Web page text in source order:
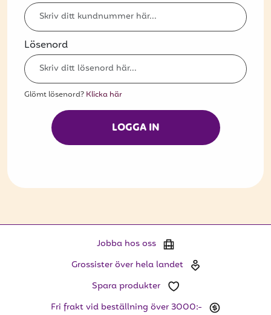
Hitta din grossist
Hållbarhet
Jobba hos oss
Kontakta oss
Om oss
Event
Vill du få erbjudanden och vara den första
att få uppdateringar kring kampanjer?
Ange din e-postadress nedan för att ta del av våra
nyheter och erbjudanden.
Lösenord
Glömt lösenord? Klicka här
LOGGA IN
Jobba hos oss
Grossister över hela landet
Spara produkter
Fri frakt vid beställning över 3000:-